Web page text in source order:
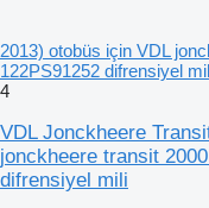
2013) otobüs için VDL
122PS91252 difrensiyel
4
VDL Jonckheere
jonckheere transit
difrensiyel mili